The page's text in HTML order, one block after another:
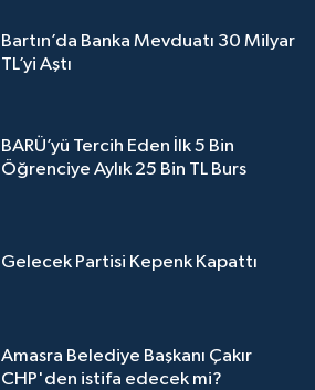
Bartın’da Banka Mevduatı 30 Milyar
TL’yi Aştı
BARÜ’yü Tercih Eden İlk 5 Bin
Öğrenciye Aylık 25 Bin TL Burs
Gelecek Partisi Kepenk Kapattı
Amasra Belediye Başkanı Çakır
CHP'den istifa edecek mi?